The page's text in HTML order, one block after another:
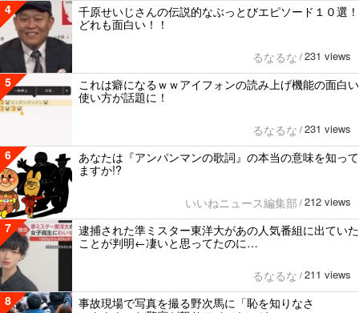
4
千原せいじさんの伝説的なぶっとびエピソード１０選！
どれも面白い！！
るなるな / 231 views
5
これは癖になるｗｗアイフォンの読み上げ機能の面白い
使い方が話題に！
るなるな / 231 views
6
あなたは『アンパンマンの歌詞』の本当の意味を知って
ますか!?
いいねニュース編集部 / 212 views
7
逮捕された準ミスター東洋大があの人気番組に出ていた
ことが判明←凄いと思ってたのに…
るなるな / 211 views
8
事故現場で写真を撮る野次馬に「恥を知りなさ